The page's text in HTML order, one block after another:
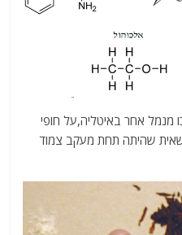
אחר באיטליה,על חופי
שהיתה תחת מעקב צמוד